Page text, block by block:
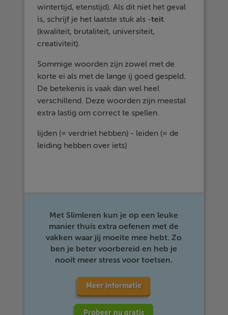
wintertijd, etenstijd). Als dit niet het geval
is, schrijf je het laatste stuk als -teit
(kwaliteit, brutaliteit, universiteit,
creativiteit).
Sommige woorden zijn zowel met de
korte ei als met de lange ij goed gespeld.
De betekenis is vaak dan wel heel
verschillend. Deze woorden zijn meestal
extra lastig om correct te spellen.
lijden (= verdriet hebben) - leiden (= de
leiding hebben over iets)
Met Slimleren kun je op een leuke
manier thuis extra oefenen met de
vakken waar jij moeite mee hebt. Zo
ben je beter voorbereid en heb je
nooit meer stress voor toetsen.
Meer informatie
Probeer nu gratis